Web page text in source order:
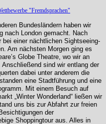
"Fremdsprachen"
Bundesländern haben wir
nach London gemacht. Nach
einer nächtlichen Sightseeing-
Am nächsten Morgen ging es
Globe Theatre, wo wir an
Anschließend sind wir entlang der
dabei unter anderem die
eine Stadtführung und eine
Mit einem Besuch auf
„Winter Wonderland“ ließen wir
uns bis zur Abfahrt zur freien
der
Shoppingtour aus. Alles in